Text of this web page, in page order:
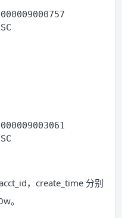
，create_time 分别
。